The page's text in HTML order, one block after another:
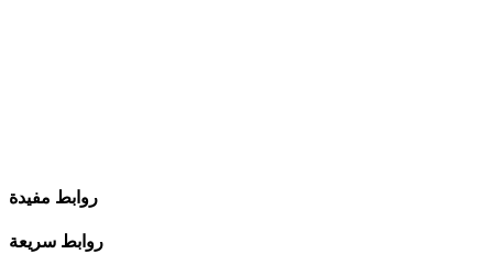
روابط مفيدة
روابط سريعة